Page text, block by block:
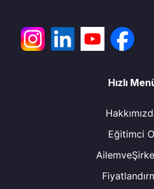
Hızlı
Eğitimci